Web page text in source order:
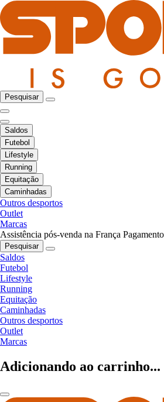
Pesquisar
Saldos
Futebol
Lifestyle
Running
Equitação
Caminhadas
Outros desportos
Outlet
Marcas
Assistência pós-venda na França
Pesquisar
Saldos
Futebol
Lifestyle
Running
Equitação
Caminhadas
Outros desportos
Outlet
Marcas
Adicionando ao carrinho...